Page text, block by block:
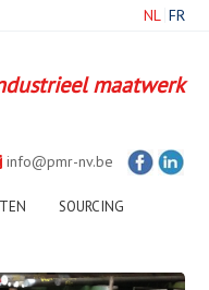
FR
NL
maatwerk
info@pmr-nv.be
SOURCING